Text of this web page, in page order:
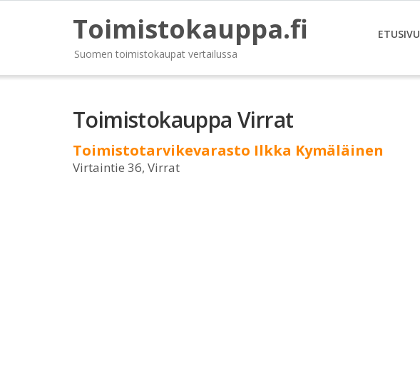
Toimistokauppa.fi
Suomen toimistokaupat vertailussa
ETUSIVU
Toimistokauppa Virrat
Toimistotarvikevarasto Ilkka Kymäläinen
Virtaintie 36, Virrat